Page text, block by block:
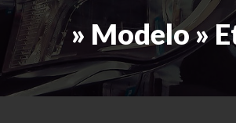
» Modelo »